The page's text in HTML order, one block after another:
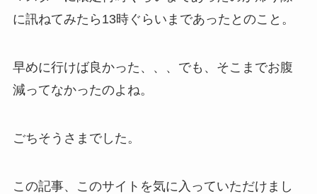
に訊ねてみたら13時ぐらいまであったとのこと。
早めに行けば良かった、、、でも、そこまでお腹
減ってなかったのよね。
ごちそうさまでした。
この記事、このサイトを気に入っていただけまし